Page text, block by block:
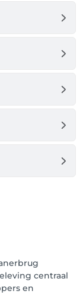
centraal
en